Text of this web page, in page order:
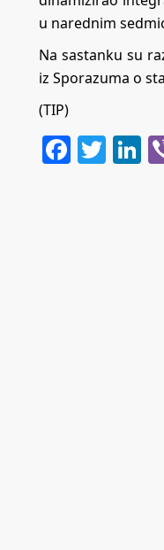
u narednim
Na sastanku su
iz Sporazuma o
(TIP)